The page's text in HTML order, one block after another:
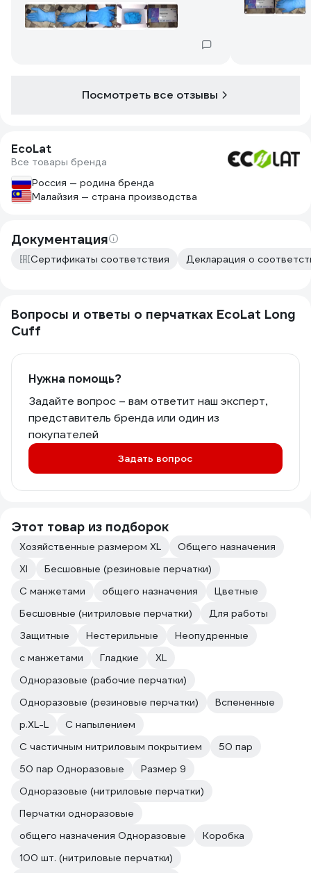
Моющие средства для пола.
Посмотреть все отзывы
EcoLat
Все товары бренда
Россия — родина бренда
Малайзия — страна производства
Документация
Сертификаты соответствия Декларация о
Вопросы и ответы о перчатках EcoLat Long
Cuff
Нужна помощь?
Задайте вопрос – вам ответит наш эксперт,
представитель бренда или один из
покупателей
Задать вопрос
Этот товар из подборок
Хозяйственные размером XL
Общего назначения
Xl
Бесшовные (резиновые перчатки)
С манжетами
общего назначения
Цветные
Бесшовные (нитриловые перчатки)
Для работы
Защитные
Нестерильные
Неопудренные
с манжетами
Гладкие
XL
Одноразовые (рабочие перчатки)
Одноразовые (резиновые перчатки)
Вспененные
р.XL-L
С напылением
С частичным нитриловым покрытием
50 пар
50 пар Одноразовые
Размер 9
Одноразовые (нитриловые перчатки)
Перчатки одноразовые
общего назначения Одноразовые
Коробка
100 шт. (нитриловые перчатки)